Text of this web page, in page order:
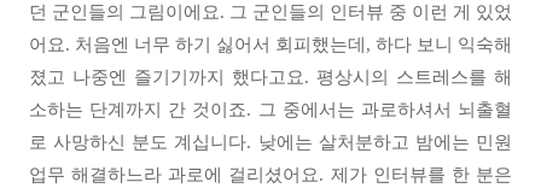
던 군인들의 그림이에요. 그 군인들의 인터뷰 중 이런 게 있었
어요. 처음엔 너무 하기 싫어서 회피했는데, 하다 보니 익숙해
졌고 나중엔 즐기기까지 했다고요. 평상시의 스트레스를 해
소하는 단계까지 간 것이죠. 그 중에서는 과로하셔서 뇌출혈
로 사망하신 분도 계십니다. 낮에는 살처분하고 밤에는 민원
업무 해결하느라 과로에 걸리셨어요. 제가 인터뷰를 한 분은